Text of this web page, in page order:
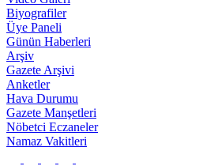
Biyografiler
Üye Paneli
Günün Haberleri
Arşiv
Gazete Arşivi
Anketler
Hava Durumu
Gazete Manşetleri
Nöbetci Eczaneler
Namaz Vakitleri